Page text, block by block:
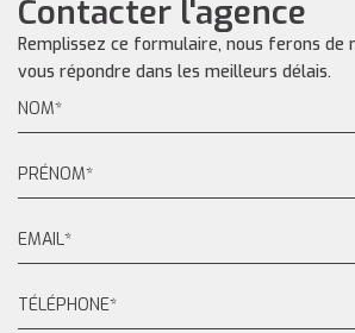
Contacter l'agence
Remplissez ce formulaire, nous ferons de
vous répondre dans les meilleurs délais.